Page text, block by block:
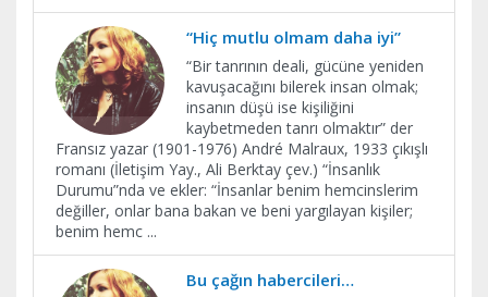
“Hiç mutlu olmam daha iyi”
“Bir tanrının deali, gücüne yeniden
kavuşacağını bilerek insan olmak;
insanın düşü ise kişiliğini
kaybetmeden tanrı olmaktır” der
Fransız yazar (1901-1976) André Malraux, 1933 çıkışlı
romanı (İletişim Yay., Ali Berktay çev.) “İnsanlık
Durumu”nda ve ekler: “İnsanlar benim hemcinslerim
değiller, onlar bana bakan ve beni yargılayan kişiler;
benim hemc ...
Bu çağın habercileri…